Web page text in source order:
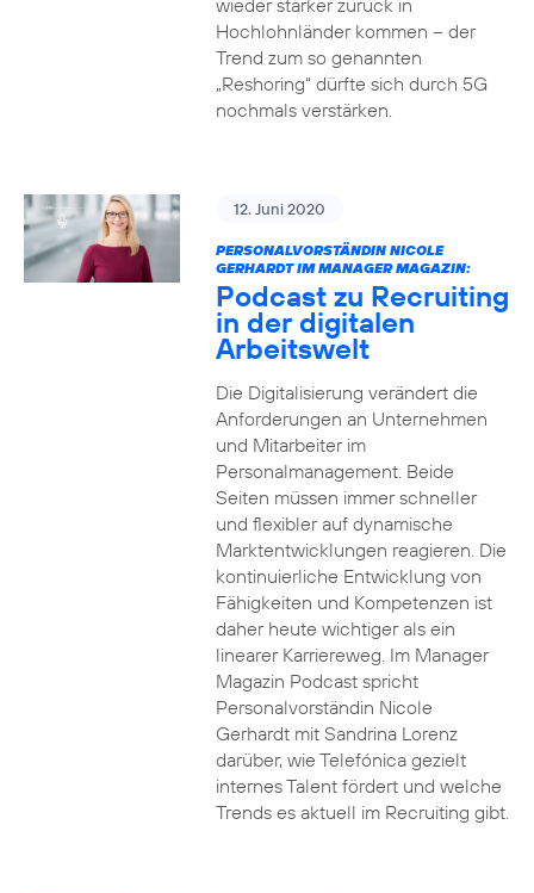
wieder stärker zurück in
Hochlohnländer kommen – der
Trend zum so genannten
„Reshoring“ dürfte sich durch 5G
nochmals verstärken.
12. Juni 2020
PERSONALVORSTÄNDIN NICOLE
GERHARDT IM MANAGER MAGAZIN:
Podcast zu Recruiting
in der digitalen
Arbeitswelt
Die Digitalisierung verändert die
Anforderungen an Unternehmen
und Mitarbeiter im
Personalmanagement. Beide
Seiten müssen immer schneller
und flexibler auf dynamische
Marktentwicklungen reagieren. Die
kontinuierliche Entwicklung von
Fähigkeiten und Kompetenzen ist
daher heute wichtiger als ein
linearer Karriereweg. Im Manager
Magazin Podcast spricht
Personalvorständin Nicole
Gerhardt mit Sandrina Lorenz
darüber, wie Telefónica gezielt
internes Talent fördert und welche
Trends es aktuell im Recruiting gibt.